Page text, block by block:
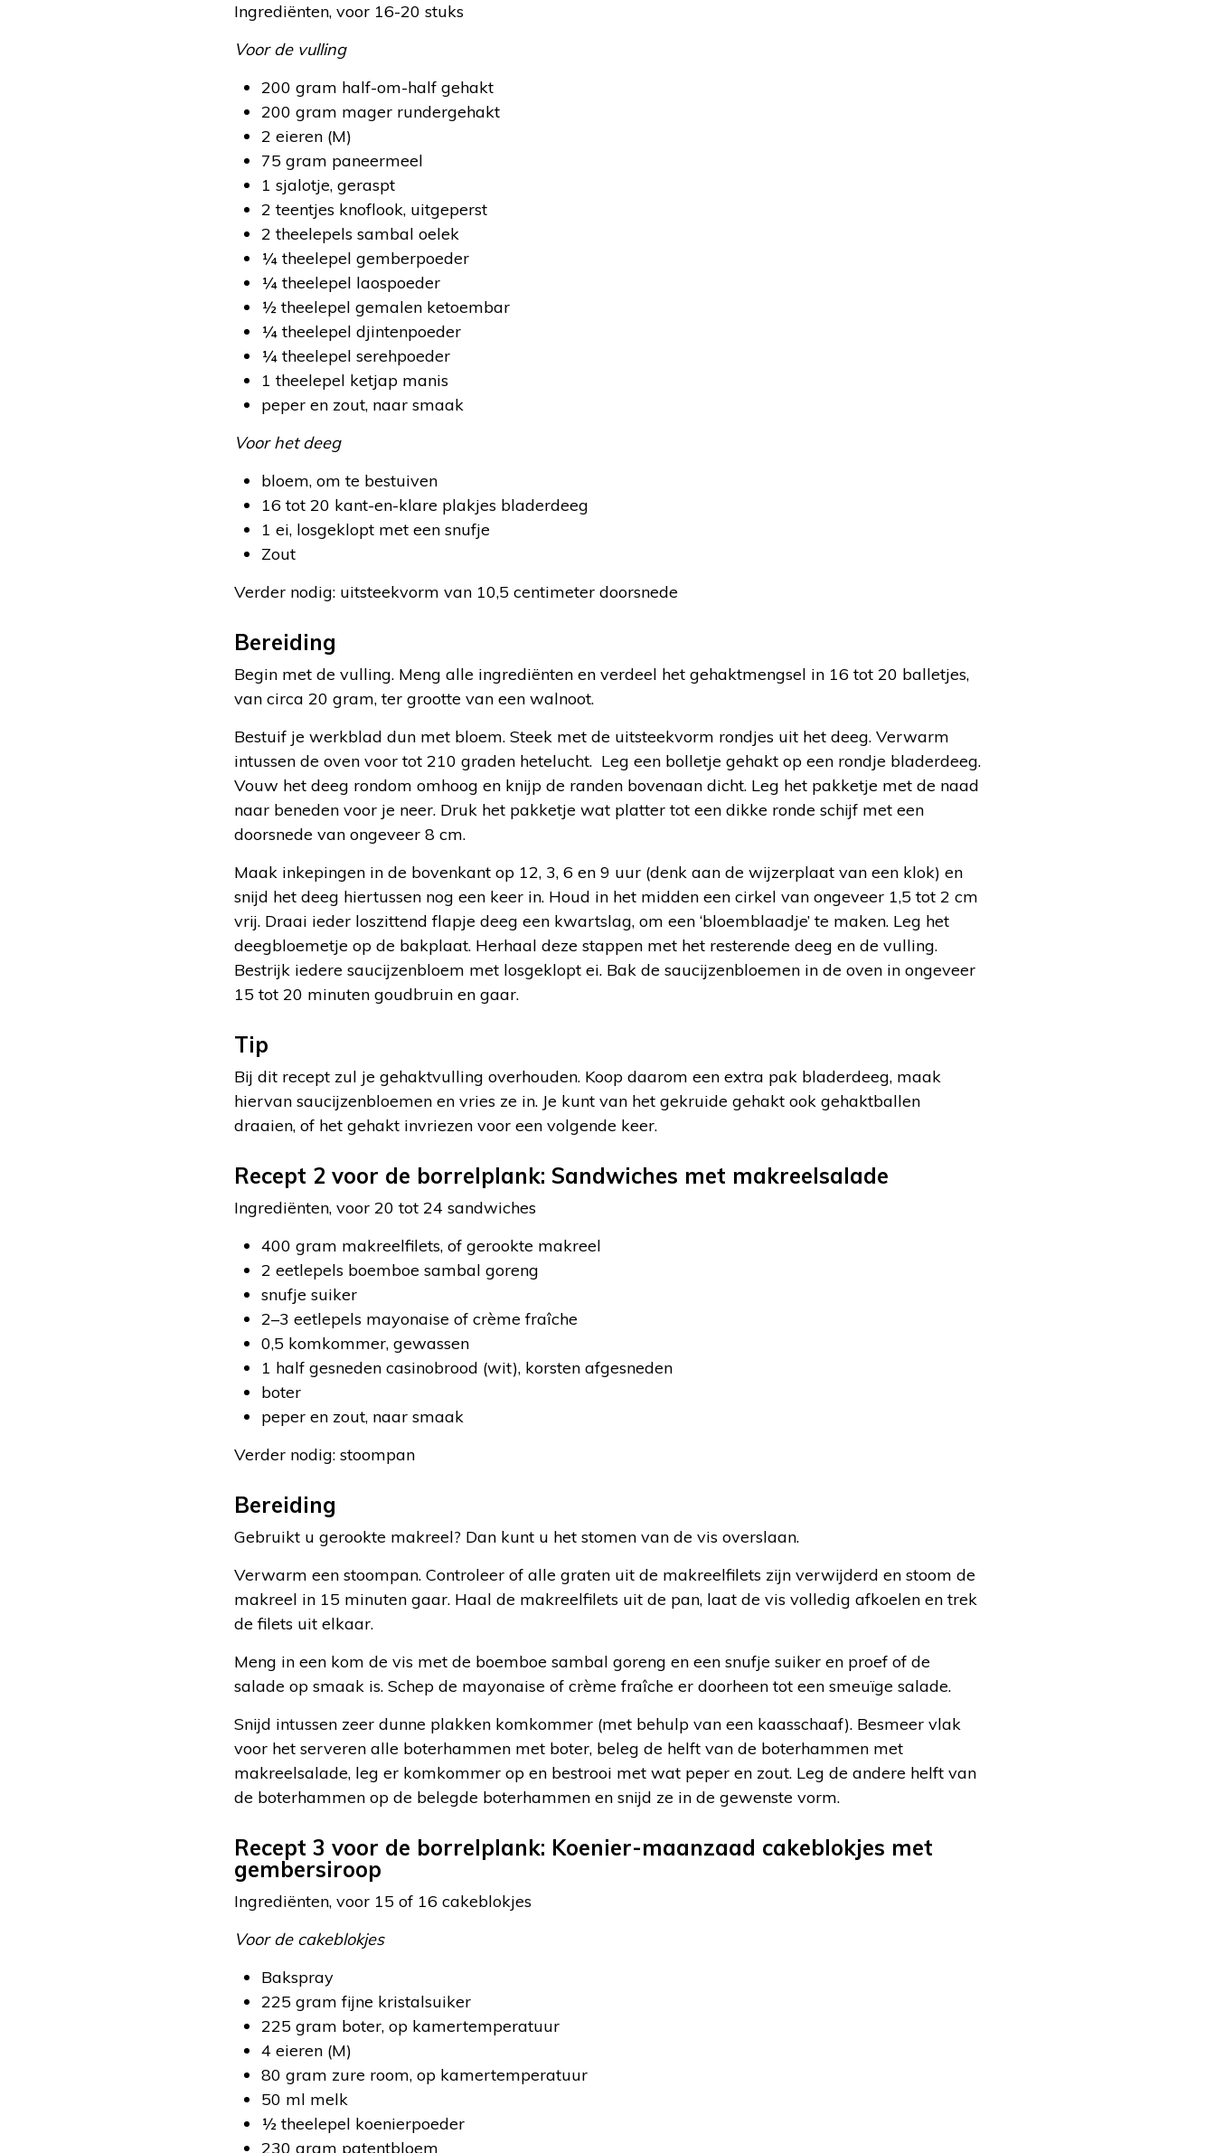
Ingrediënten, voor 16-20 stuks
Voor de vulling
200 gram half-om-half gehakt
200 gram mager rundergehakt
2 eieren (M)
75 gram paneermeel
1 sjalotje, geraspt
2 teentjes knoflook, uitgeperst
2 theelepels sambal oelek
¼ theelepel gemberpoeder
¼ theelepel laospoeder
½ theelepel gemalen ketoembar
¼ theelepel djintenpoeder
¼ theelepel serehpoeder
1 theelepel ketjap manis
peper en zout, naar smaak
Voor het deeg
bloem, om te bestuiven
16 tot 20 kant-en-klare plakjes bladerdeeg
1 ei, losgeklopt met een snufje
Zout
Verder nodig: uitsteekvorm van 10,5 centimeter doorsnede
Bereiding
Begin met de vulling. Meng alle ingrediënten en verdeel het gehaktmengsel in 16 tot 20 balletjes,
van circa 20 gram, ter grootte van een walnoot.
Bestuif je werkblad dun met bloem. Steek met de uitsteekvorm rondjes uit het deeg. Verwarm
intussen de oven voor tot 210 graden hetelucht. Leg een bolletje gehakt op een rondje bladerdeeg.
Vouw het deeg rondom omhoog en knijp de randen bovenaan dicht. Leg het pakketje met de naad
naar beneden voor je neer. Druk het pakketje wat platter tot een dikke ronde schijf met een
doorsnede van ongeveer 8 cm.
Maak inkepingen in de bovenkant op 12, 3, 6 en 9 uur (denk aan de wijzerplaat van een klok) en
snijd het deeg hiertussen nog een keer in. Houd in het midden een cirkel van ongeveer 1,5 tot 2 cm
vrij. Draai ieder loszittend flapje deeg een kwartslag, om een ‘bloemblaadje’ te maken. Leg het
deegbloemetje op de bakplaat. Herhaal deze stappen met het resterende deeg en de vulling.
Bestrijk iedere saucijzenbloem met losgeklopt ei. Bak de saucijzenbloemen in de oven in ongeveer
15 tot 20 minuten goudbruin en gaar.
Tip
Bij dit recept zul je gehaktvulling overhouden. Koop daarom een extra pak bladerdeeg, maak
hiervan saucijzenbloemen en vries ze in. Je kunt van het gekruide gehakt ook gehaktballen
draaien, of het gehakt invriezen voor een volgende keer.
Recept 2 voor de borrelplank: Sandwiches met makreelsalade
Ingrediënten, voor 20 tot 24 sandwiches
400 gram makreelfilets, of gerookte makreel
2 eetlepels boemboe sambal goreng
snufje suiker
2–3 eetlepels mayonaise of crème fraîche
0,5 komkommer, gewassen
1 half gesneden casinobrood (wit), korsten afgesneden
boter
peper en zout, naar smaak
Verder nodig: stoompan
Bereiding
Gebruikt u gerookte makreel? Dan kunt u het stomen van de vis overslaan.
Verwarm een stoompan. Controleer of alle graten uit de makreelfilets zijn verwijderd en stoom de
makreel in 15 minuten gaar. Haal de makreelfilets uit de pan, laat de vis volledig afkoelen en trek
de filets uit elkaar.
Meng in een kom de vis met de boemboe sambal goreng en een snufje suiker en proef of de
salade op smaak is. Schep de mayonaise of crème fraîche er doorheen tot een smeuïge salade.
Snijd intussen zeer dunne plakken komkommer (met behulp van een kaasschaaf). Besmeer vlak
voor het serveren alle boterhammen met boter, beleg de helft van de boterhammen met
makreelsalade, leg er komkommer op en bestrooi met wat peper en zout. Leg de andere helft van
de boterhammen op de belegde boterhammen en snijd ze in de gewenste vorm.
Recept 3 voor de borrelplank: Koenier-maanzaad cakeblokjes met
gembersiroop
Ingrediënten, voor 15 of 16 cakeblokjes
Voor de cakeblokjes
Bakspray
225 gram fijne kristalsuiker
225 gram boter, op kamertemperatuur
4 eieren (M)
80 gram zure room, op kamertemperatuur
50 ml melk
½ theelepel koenierpoeder
230 gram patentbloem